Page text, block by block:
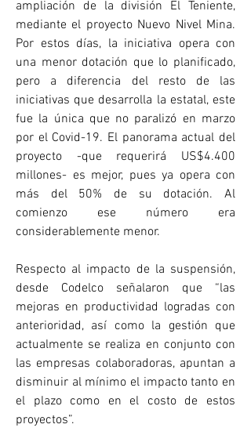
ampliación de la división El Teniente,
mediante el proyecto Nuevo Nivel Mina.
Por estos días, la iniciativa opera con
una menor dotación que lo planificado,
pero a diferencia del resto de las
iniciativas que desarrolla la estatal, este
fue la única que no paralizó en marzo
por el Covid-19. El panorama actual del
proyecto -que requerirá US$4.400
millones- es mejor, pues ya opera con
más del 50% de su dotación. Al
comienzo ese número era
considerablemente menor.
Respecto al impacto de la suspensión,
desde Codelco señalaron que “las
mejoras en productividad logradas con
anterioridad, así como la gestión que
actualmente se realiza en conjunto con
las empresas colaboradoras, apuntan a
disminuir al mínimo el impacto tanto en
el plazo como en el costo de estos
proyectos”.